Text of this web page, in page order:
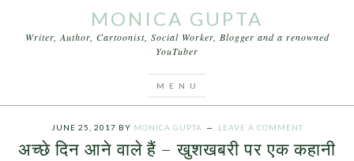
MONICA GUPTA
Writer, Author, Cartoonist, Social Worker, Blogger and a renowned
YouTuber
JUNE 25, 2017 BY MONICA GUPTA LEAVE A COMMENT
अच्छे दिन आने वाले हैं – खुशखबरी पर एक कहानी